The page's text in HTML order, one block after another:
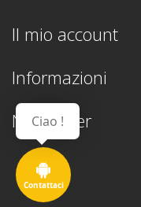
Il mio account
Informazioni
Newsletter
Contattaci
Ciao !